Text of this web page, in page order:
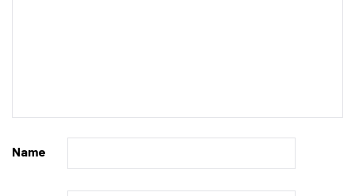
Name